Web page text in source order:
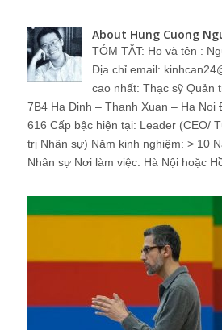
About Hung Cuong
TÓM TẮT: Họ và tên :
Địa chỉ email:
cao nhất: Thạc sỹ Quản
7B4 Ha Dinh – Thanh Xuan – Ha Noi
616 Cấp bậc hiện tại: Leader (CEO/
trị Nhân sự) Năm kinh nghiệm: > 10
Nhân sự Nơi làm việc: Hà Nội hoặc